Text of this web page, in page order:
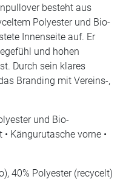
besteht aus
Polyester und Bio-
Innenseite auf. Er
und hohen
Durch sein klares
Branding mit Vereins-,
und Bio-
Kängurutasche vorne •
40% Polyester (recycelt)